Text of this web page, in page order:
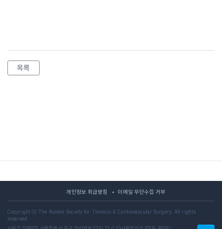
목록
개인정보 취급방침 이메일 무단수집 거부
Copyright ⓒ The Korean Society for Thoracic & Cardiovascular Surgery. All rights
reserved.